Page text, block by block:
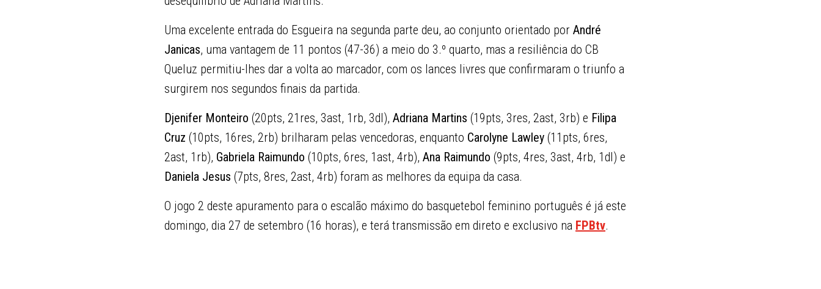
Uma excelente entrada do Esgueira na segunda parte deu, ao conjunto orientado por André
Janicas, uma vantagem de 11 pontos (47-36) a meio do 3.º quarto, mas a resiliência do CB
Queluz permitiu-lhes dar a volta ao marcador, com os lances livres que confirmaram o triunfo a
surgirem nos segundos finais da partida.
Djenifer Monteiro (20pts, 21res, 3ast, 1rb, 3dl), Adriana Martins (19pts, 3res, 2ast, 3rb) e Filipa
Cruz (10pts, 16res, 2rb) brilharam pelas vencedoras, enquanto Carolyne Lawley (11pts, 6res,
2ast, 1rb), Gabriela Raimundo (10pts, 6res, 1ast, 4rb), Ana Raimundo (9pts, 4res, 3ast, 4rb, 1dl) e
Daniela Jesus (7pts, 8res, 2ast, 4rb) foram as melhores da equipa da casa.
O jogo 2 deste apuramento para o escalão máximo do basquetebol feminino português é já este
domingo, dia 27 de setembro (16 horas), e terá transmissão em direto e exclusivo na FPBtv.